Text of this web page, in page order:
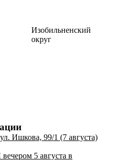
Изобильненский
округ
Ишкова, 99/1 (7 августа)
5 августа в